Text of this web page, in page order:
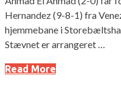
Hernandez (9-8-1) fra
hjemmebane i
Stævnet er arrangeret …
Read More